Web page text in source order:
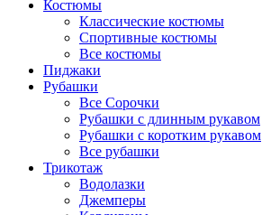
Костюмы
Классические костюмы
Спортивные костюмы
Все костюмы
Пиджаки
Рубашки
Все Сорочки
Рубашки с длинным рукавом
Рубашки с коротким рукавом
Все рубашки
Трикотаж
Водолазки
Джемперы